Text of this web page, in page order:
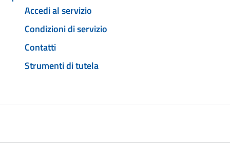
Accedi al servizio
Condizioni di servizio
Contatti
Strumenti di tutela